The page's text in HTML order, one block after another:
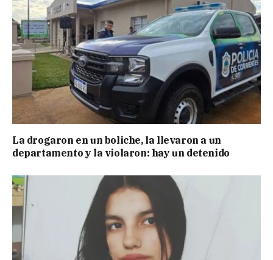
La drogaron en un boliche, la llevaron a un
departamento y la violaron: hay un detenido